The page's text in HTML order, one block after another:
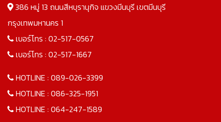
386 หมู่ 13 ถนนสีหบุรานุกิจ แขวงมีนบุรี เขตมีนบุรี
กรุงเทพมหานคร 1
เบอร์โทร : 02-517-0567
เบอร์โทร : 02-517-1667
HOTLINE : 089-026-3399
HOTLINE : 086-325-1951
HOTLINE : 064-247-1589